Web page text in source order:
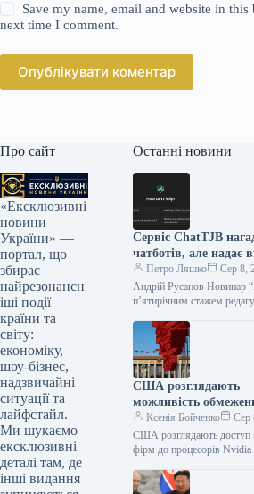
Save my name, email and website in this
next time I comment.
Опублікувати коментар
Про сайт
«Ексклюзивні
новини
України» —
портал, що
збирає
найрезонансн
іші події
країни та
світу:
економіку,
шоу-бізнес,
надзвичайні
ситуації та
лайфстайл.
Ми шукаємо
ексклюзивні
деталі там, де
інші видання
Останні новини
Сервіс ChatTJB
чатботів, але надає
жива людина
Петро Ляшко
Сер 8,
Андрій Русанов Новинар
п’ятирічним стажем
пишу, особливо у сфері
технологій.…
США розглядають
можливість
доступу Китаю до
мікросхем.
Ксенія Бойченко
Сер
США розглядають доступ
фірм до процесорів Nvidia
американських державних